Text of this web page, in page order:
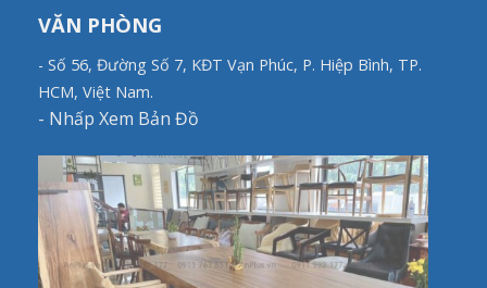
VĂN PHÒNG
- Số 56, Đường Số 7, KĐT Vạn Phúc, P. Hiệp Bình, TP.
HCM, Việt Nam.
- Nhấp Xem Bản Đồ